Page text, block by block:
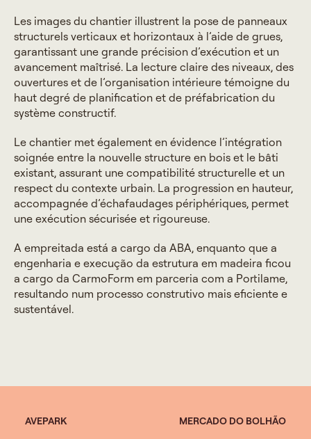
Les images du chantier illustrent la pose de panneaux
structurels verticaux et horizontaux à l’aide de grues,
garantissant une grande précision d’exécution et un
avancement maîtrisé. La lecture claire des niveaux, des
ouvertures et de l’organisation intérieure témoigne du
haut degré de planification et de préfabrication du
système constructif.
Le chantier met également en évidence l’intégration
soignée entre la nouvelle structure en bois et le bâti
existant, assurant une compatibilité structurelle et un
respect du contexte urbain. La progression en hauteur,
accompagnée d’échafaudages périphériques, permet
une exécution sécurisée et rigoureuse.
A empreitada está a cargo da ABA, enquanto que a
engenharia e execução da estrutura em madeira ficou
a cargo da CarmoForm em parceria com a Portilame,
resultando num processo construtivo mais eficiente e
sustentável.
AVEPARK MERCADO DO BOLHÃO